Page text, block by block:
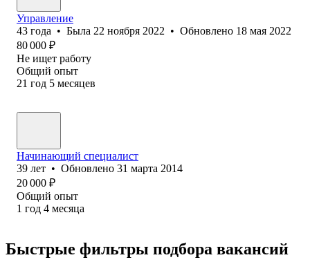
Управление
43 года • Была 22 ноября 2022 • Обновлено 18 мая 2022
80 000 ₽
Не ищет работу
Общий опыт
21 год 5 месяцев
Начинающий специалист
39 лет • Обновлено 31 марта 2014
20 000 ₽
Общий опыт
1 год 4 месяца
Быстрые фильтры подбора вакансий